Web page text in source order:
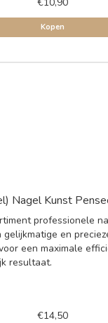
Kopen
Nagel Kunst
professionele
en
een maximale
resultaat.
€14,50